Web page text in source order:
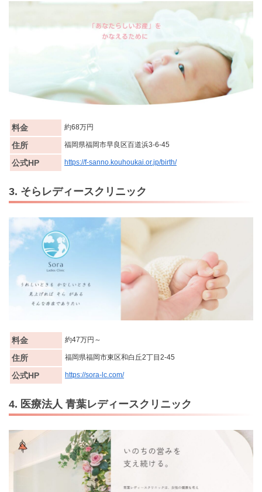
料金 約68万円
住所 福岡県福岡市早良区百道浜3-6-45
公式HP https://f-sanno.kouhoukai.or.jp/birth/
3. そらレディースクリニック
料金 約47万円～
住所 福岡県福岡市東区和白丘2丁目2-45
公式HP https://sora-lc.com/
4. 医療法人 青葉レディースクリニック